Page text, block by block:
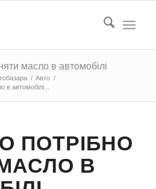
масло в автомобілі
/ Авто /
в автомобілі...
ПОТРІБНО
В